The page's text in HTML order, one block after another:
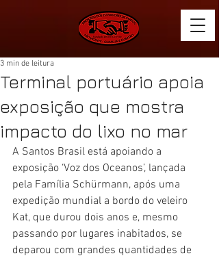
Terminal portuário apoia
exposição que mostra
impacto do lixo no mar
3 min de leitura
A Santos Brasil está apoiando a
exposição ‘Voz dos Oceanos’, lançada
pela Família Schürmann, após uma
expedição mundial a bordo do veleiro
Kat, que durou dois anos e, mesmo
passando por lugares inabitados, se
deparou com grandes quantidades de